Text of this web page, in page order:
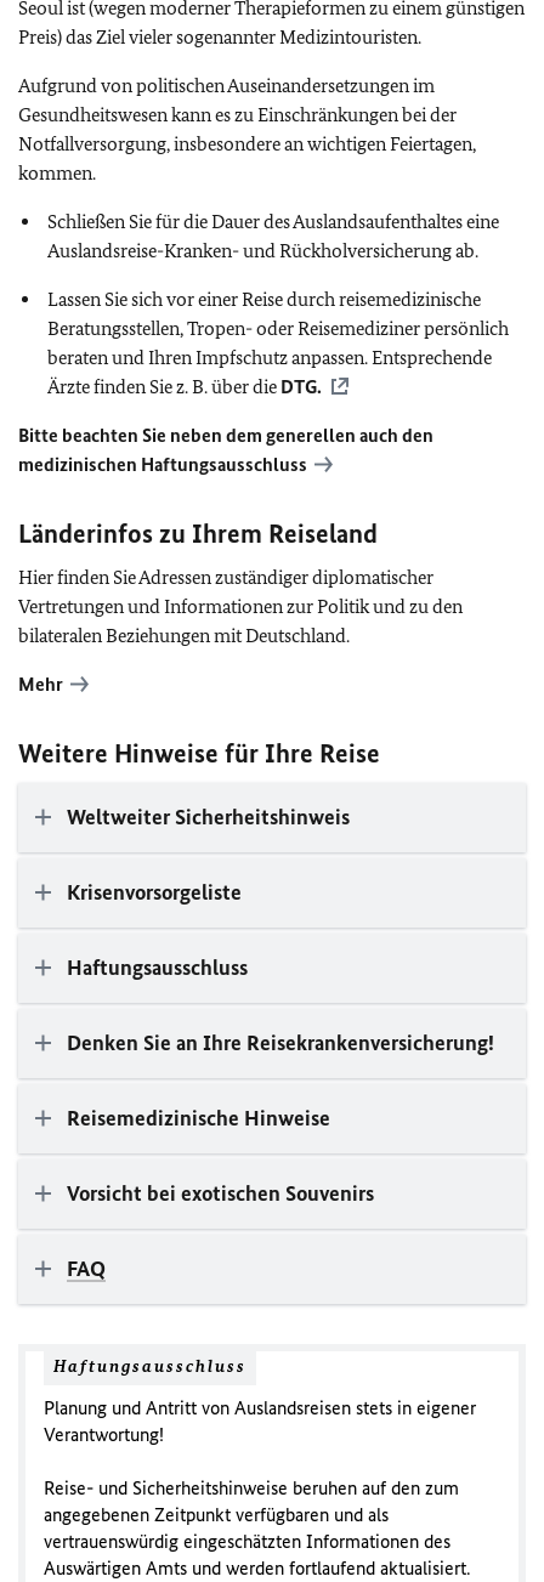
Seoul ist (wegen moderner Therapieformen zu einem günstigen
Preis) das Ziel vieler sogenannter Medizintouristen.
Aufgrund von politischen Auseinandersetzungen im
Gesundheitswesen kann es zu Einschränkungen bei der
Notfallversorgung, insbesondere an wichtigen Feiertagen,
kommen.
Schließen Sie für die Dauer des Auslandsaufenthaltes eine
Auslandsreise-Kranken- und Rückholversicherung ab.
Lassen Sie sich vor einer Reise durch reisemedizinische
Beratungsstellen, Tropen- oder Reisemediziner persönlich
beraten und Ihren Impfschutz anpassen. Entsprechende
Ärzte finden Sie z. B. über die DTG.
Bitte beachten Sie neben dem generellen auch den
medizinischen Haftungsausschluss
Länderinfos zu Ihrem Reiseland
Hier finden Sie Adressen zuständiger diplomatischer
Vertretungen und Informationen zur Politik und zu den
bilateralen Beziehungen mit Deutschland.
Mehr
Weitere Hinweise für Ihre Reise
Weltweiter Sicherheitshinweis
Krisenvorsorgeliste
Haftungsausschluss
Denken Sie an Ihre Reisekrankenversicherung!
Reisemedizinische Hinweise
Vorsicht bei exotischen Souvenirs
FAQ
Haftungsausschluss
Planung und Antritt von Auslandsreisen stets in eigener
Verantwortung!
Reise- und Sicherheitshinweise beruhen auf den zum
angegebenen Zeitpunkt verfügbaren und als
vertrauenswürdig eingeschätzten Informationen des
Auswärtigen Amts und werden fortlaufend aktualisiert.